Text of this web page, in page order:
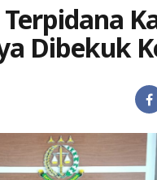
Dibekuk